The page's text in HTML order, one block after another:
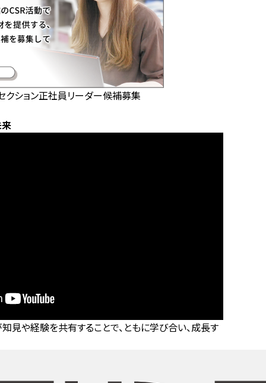
クション正社員リーダー候補募集
見や経験を共有することで、ともに学び合い、成長す